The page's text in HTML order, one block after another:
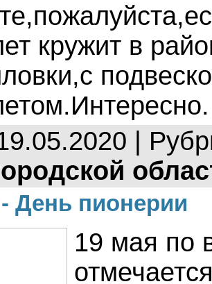
кружит в
|
День пионерии
19 мая по